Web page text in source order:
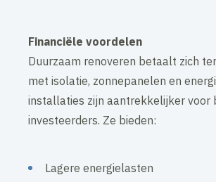
Financiële voordelen
Duurzaam renoveren betaalt zich
met isolatie, zonnepanelen en
installaties zijn aantrekkelijker voor
investeerders. Ze bieden:
Lagere energielasten